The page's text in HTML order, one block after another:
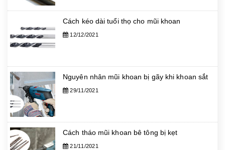
Cách kéo dài tuổi thọ cho mũi khoan
12/12/2021
Nguyên nhân mũi khoan bị gãy khi khoan sắt
29/11/2021
Cách tháo mũi khoan bê tông bị kẹt
21/11/2021